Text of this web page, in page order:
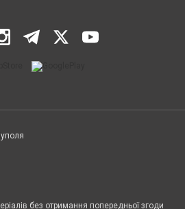
без отримання попередньої згоди